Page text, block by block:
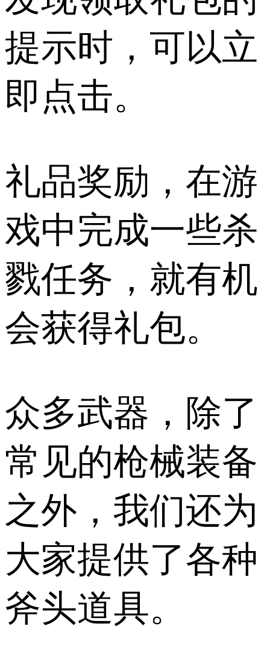
提示时，可以立
即点击。
礼品奖励，在游
戏中完成一些杀
戮任务，就有机
会获得礼包。
众多武器，除了
常见的枪械装备
之外，我们还为
大家提供了各种
斧头道具。